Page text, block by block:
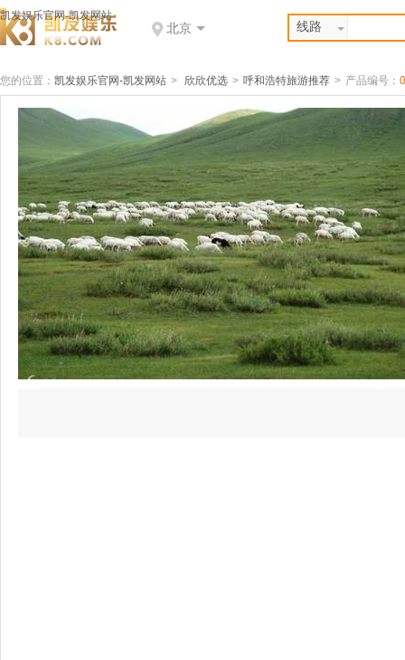
凯发娱乐官网-凯发网站
北京 线路
您的位置： 凯发娱乐官网-凯发网站 > 欣欣优选 > 呼和浩特旅游推荐 > 产品编号：